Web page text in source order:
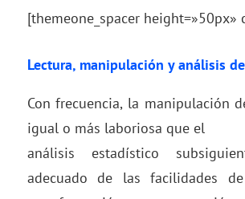
[themeone_spacer height=»50px»
Lectura, manipulación y análisis
Con frecuencia, la manipulación
igual o más laboriosa que el
análisis estadístico
adecuado de las facilidades